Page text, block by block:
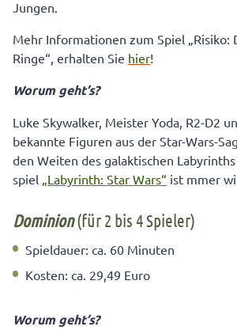
Jungen.
Mehr Informationen zum Spiel „Risiko:
Ringe“, erhalten Sie hier!
Worum geht’s?
Luke Skywalker, Meister Yoda, R2-D2
bekannte Figuren aus der Star-Wars-
den Weiten des galaktischen
spiel „Labyrinth: Star Wars“ ist mmer
Dominion(für 2 bis 4 Spieler)
Spieldauer: ca. 60 Minuten
Kosten: ca. 29,49 Euro
Worum geht’s?